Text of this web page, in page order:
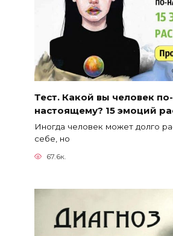
Тест. Какой вы человек по-
настоящему? 15 эмоций
Иногда человек может долго
себе, но
67.6к.